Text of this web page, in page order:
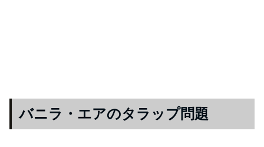
バニラ・エアのタラップ問題